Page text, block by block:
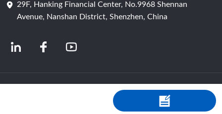
Елемент батареї
29F, Hanking Financial Center, No.9968 Shennan
Avenue, Nanshan District, Shenzhen, China
© 2024 Китайські виробники літій-іонних акумуляторів | Завод і компанія з
виробництва літієвих акумуляторів | Акумулятор ACE від Shopastro
粤ICP备2022150578号 -4